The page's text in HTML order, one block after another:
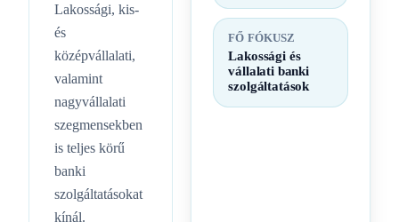
Lakossági, kis-
és
középvállalati,
valamint
nagyvállalati
szegmensekben
is teljes körű
banki
szolgáltatásokat
kínál.
FŐ FÓKUSZ
Lakossági és
vállalati banki
szolgáltatások